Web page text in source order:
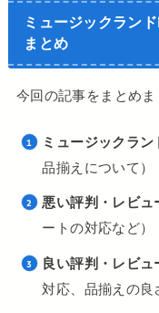
ミュージックラン
まとめ
今回の記事をまとめま
ミュージックラ
品揃えについて）
悪い評判・レビュ
ートの対応など）
良い評判・レビュ
対応、品揃えの良